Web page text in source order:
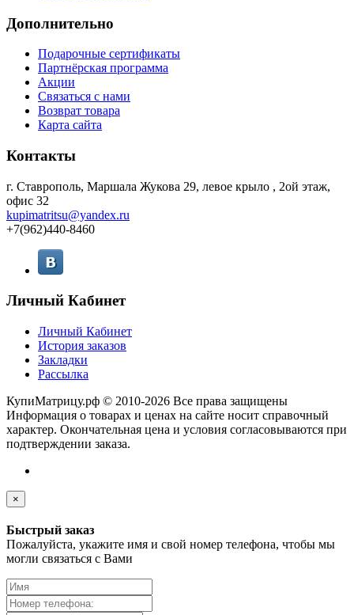
Дополнительно
Подарочные сертификаты
Партнёрская программа
Акции
Связаться с нами
Возврат товара
Карта сайта
Контакты
г. Ставрополь, Маршала Жукова 29, левое крыло , 2ой этаж,
офис 32
kupimatritsu@yandex.ru
+7(962)440-8460
Личный Кабинет
Личный Кабинет
История заказов
Закладки
Рассылка
КупиМатрицу.рф © 2010-2026 Все права защищены
Информация о товарах и ценах на сайте носит справочный
характер. Окончательная цена и условия согласовываются при
подтверждении заказа.
×
Быстрый заказ
Пожалуйста, укажите имя и свой номер телефона, чтобы мы
могли связаться с Вами